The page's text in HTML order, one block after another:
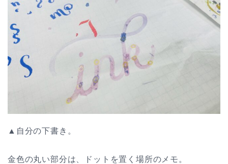
▲自分の下書き。
金色の丸い部分は、ドットを置く場所のメモ。